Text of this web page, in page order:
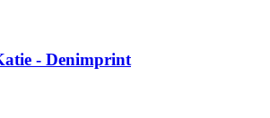
- Denimprint